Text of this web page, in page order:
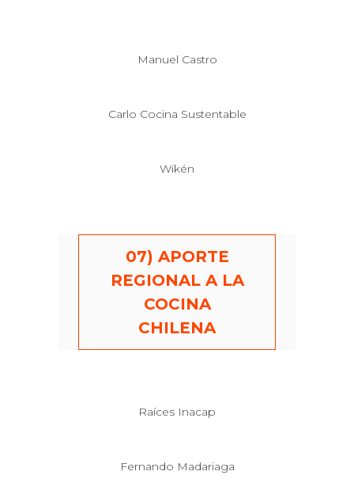
Manuel Castro
Carlo Cocina Sustentable
Wikén
07) APORTE
REGIONAL A LA
COCINA
CHILENA
Raíces Inacap
Fernando Madariaga